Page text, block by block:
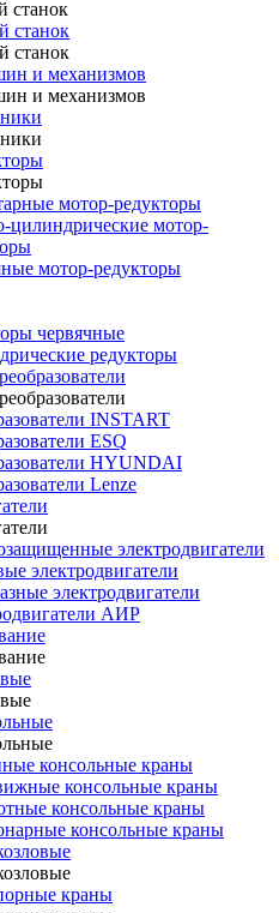
станок
станок
станок
и механизмов
и механизмов
мотор-редукторы
цилиндрические мотор-
мотор-редукторы
червячные
редукторы
INSTART
ESQ
HYUNDAI
Lenze
электродвигатели
электродвигатели
электродвигатели
АИР
консольные краны
консольные краны
консольные краны
консольные краны
краны